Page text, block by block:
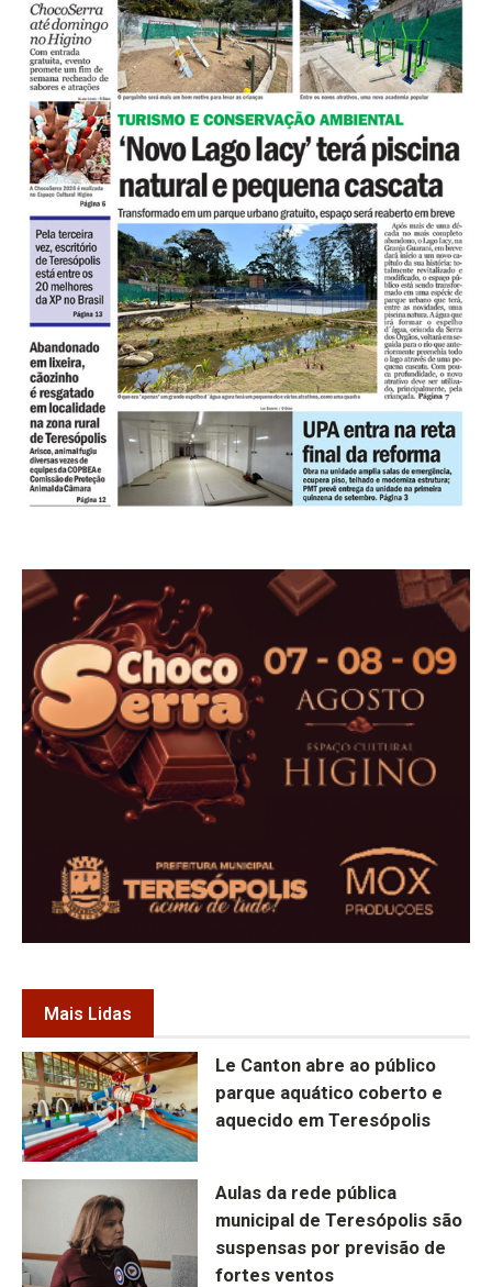
Mais Lidas
Le Canton abre ao público
parque aquático coberto e
aquecido em Teresópolis
Aulas da rede pública
municipal de Teresópolis são
suspensas por previsão de
fortes ventos